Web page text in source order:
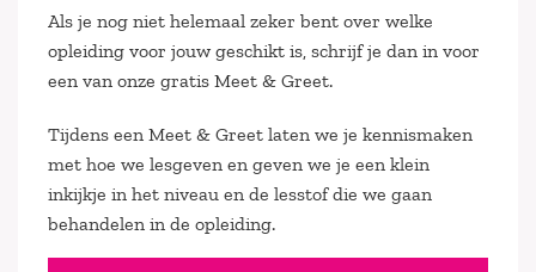
Als je nog niet helemaal zeker bent over welke
opleiding voor jouw geschikt is, schrijf je dan in voor
een van onze gratis Meet & Greet.
Tijdens een Meet & Greet laten we je kennismaken
met hoe we lesgeven en geven we je een klein
inkijkje in het niveau en de lesstof die we gaan
behandelen in de opleiding.